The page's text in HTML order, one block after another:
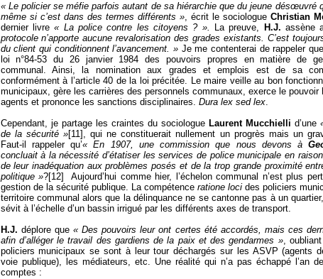
« Le policier se méfie parfois autant de sa hiérarchie que du jeune désœuvré
même si c’est dans des termes différents », écrit le sociologueChristian
dernier livre« La police contre les citoyens ? ». La preuve, H.J. assène
protocole n’apporte aucune revalorisation des grades existants. C’est
du client qui conditionnent l’avancement. »Je me contenterai de rappeler qu
loi n°84-53 du 26 janvier 1984 des pouvoirs propres en matière de
communal. Ainsi, la nomination aux grades et emplois est de sa
conformément à l’article 40 de la loi précitée. Le maire veille au bon
municipaux, gère les carrières des personnels communaux, exerce le pouvoir
agents et prononce les sanctions disciplinaires. Dura lex sed lex.
Cependant, je partage les craintes du sociologue Laurent Mucchielli d’une
de la sécurité »[11] , qui ne constituerait nullement un progrès mais un
Faut-il rappeler qu’« En 1907, une commission que nous devons à
concluait à la nécessité d’étatiser les services de police municipale en
de leur inadéquation aux problèmes posés et de la trop grande proximité
politique »?[12]
Aujourd’hui comme hier, l’échelon communal n’est plus
gestion de la sécurité publique. La compétenceratione loci des policiers
territoire communal alors que la délinquance ne se cantonne pas à un
sévit à l’échelle d’un bassin irrigué par les différents axes de transport.
H.J. déplore que « Des pouvoirs leur ont certes été accordés, mais ces
afin d’alléger le travail des gardiens de la paix et des gendarmes »,
policiers municipaux se sont à leur tour déchargés sur les ASVP (agents
voie publique), les médiateurs, etc. Une réalité qui n’a pas échappé l’an
comptes :